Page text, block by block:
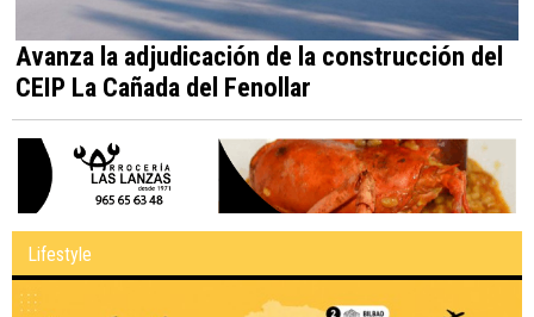
Avanza la adjudicación de la construcción del
CEIP La Cañada del Fenollar
Lifestyle